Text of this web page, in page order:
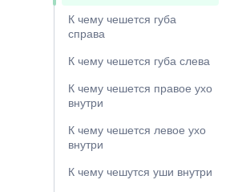
К чему чешется губа
справа
К чему чешется губа слева
К чему чешется правое ухо
внутри
К чему чешется левое ухо
внутри
К чему чешутся уши внутри